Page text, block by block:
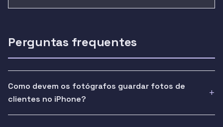
Perguntas frequentes
Como devem os fotógrafos guardar fotos de
clientes no iPhone?